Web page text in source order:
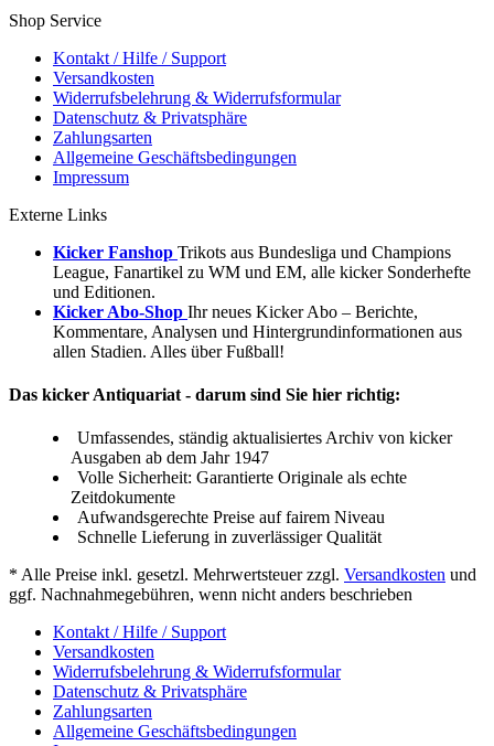
Shop Service
Kontakt / Hilfe / Support
Versandkosten
Widerrufsbelehrung & Widerrufsformular
Datenschutz & Privatsphäre
Zahlungsarten
Allgemeine Geschäftsbedingungen
Impressum
Externe Links
Kicker Fanshop Trikots aus Bundesliga und Champions
League, Fanartikel zu WM und EM, alle kicker Sonderhefte
und Editionen.
Kicker Abo-Shop Ihr neues Kicker Abo – Berichte,
Kommentare, Analysen und Hintergrundinformationen aus
allen Stadien. Alles über Fußball!
Das kicker Antiquariat - darum sind Sie hier richtig:
Umfassendes, ständig aktualisiertes Archiv von kicker
Ausgaben ab dem Jahr 1947
Volle Sicherheit: Garantierte Originale als echte
Zeitdokumente
Aufwandsgerechte Preise auf fairem Niveau
Schnelle Lieferung in zuverlässiger Qualität
* Alle Preise inkl. gesetzl. Mehrwertsteuer zzgl. Versandkosten und
ggf. Nachnahmegebühren, wenn nicht anders beschrieben
Kontakt / Hilfe / Support
Versandkosten
Widerrufsbelehrung & Widerrufsformular
Datenschutz & Privatsphäre
Zahlungsarten
Allgemeine Geschäftsbedingungen